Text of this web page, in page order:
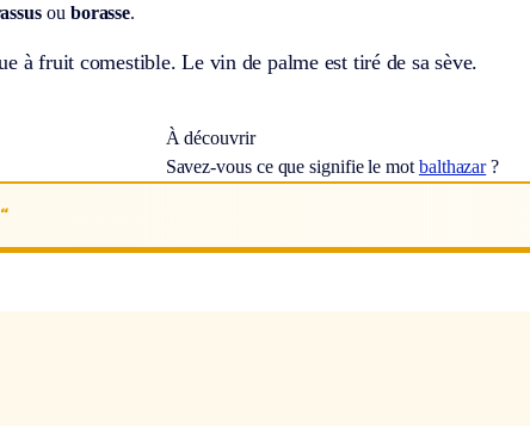
ou borasse.
à fruit comestible. Le vin de palme est tiré de sa sève.
À découvrir
Savez-vous ce que signifie le mot balthazar?